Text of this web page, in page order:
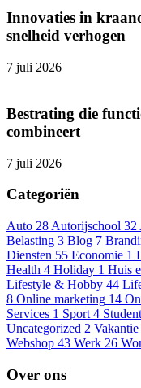
Innovaties in
snelheid verhogen
7 juli 2026
Bestrating die
combineert
7 juli 2026
Categoriën
Auto 28 Autorijschool 32
Belasting 3 Blog 7
Diensten 55 Economie 1
Health 4 Holiday 1 Huis
Lifestyle & Hobby 44
8 Online marketing 14
Services 1 Sport 4 Student
Uncategorized 2 Vakantie
Webshop 43 Werk 26
Over ons